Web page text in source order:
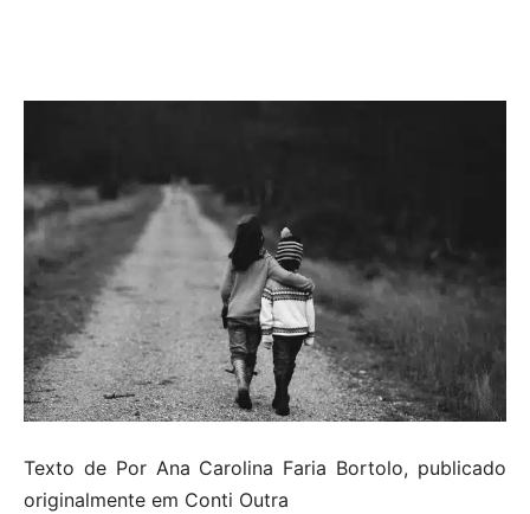
Texto de Por Ana Carolina Faria Bortolo, publicado
originalmente em Conti Outra